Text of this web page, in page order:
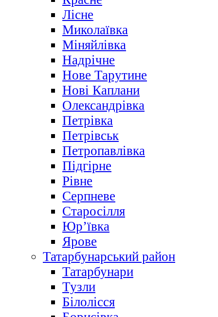
Лісне
Миколаївка
Міняйлівка
Надрічне
Нове Тарутине
Нові Каплани
Олександрівка
Петрівка
Петрівськ
Петропавлівка
Підгірне
Рівне
Серпневе
Старосілля
Юр’ївка
Ярове
Татарбунарський район
Татарбунари
Тузли
Білолісся